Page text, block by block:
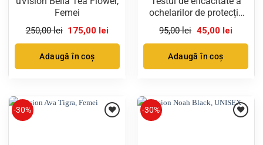
Femei
250,00lei Prețul
inițial
fost:
250,00 lei.
175,00 leiPrețul
este:
Adaugă în coș
ochelarilor de protecție
pentru calculator
împotriva luminii
95,00lei Prețul
inițial
fost:
95,00 lei.
45,00 leiPrețul
este:
Adaugă în coș
-30% -30%